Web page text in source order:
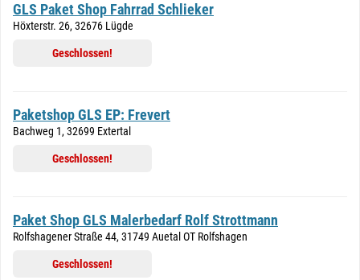
GLS Paket Shop Fahrrad Schlieker
Höxterstr. 26, 32676 Lügde
Geschlossen!
Paketshop GLS EP: Frevert
Bachweg 1, 32699 Extertal
Geschlossen!
Paket Shop GLS Malerbedarf Rolf Strottmann
Rolfshagener Straße 44, 31749 Auetal OT Rolfshagen
Geschlossen!